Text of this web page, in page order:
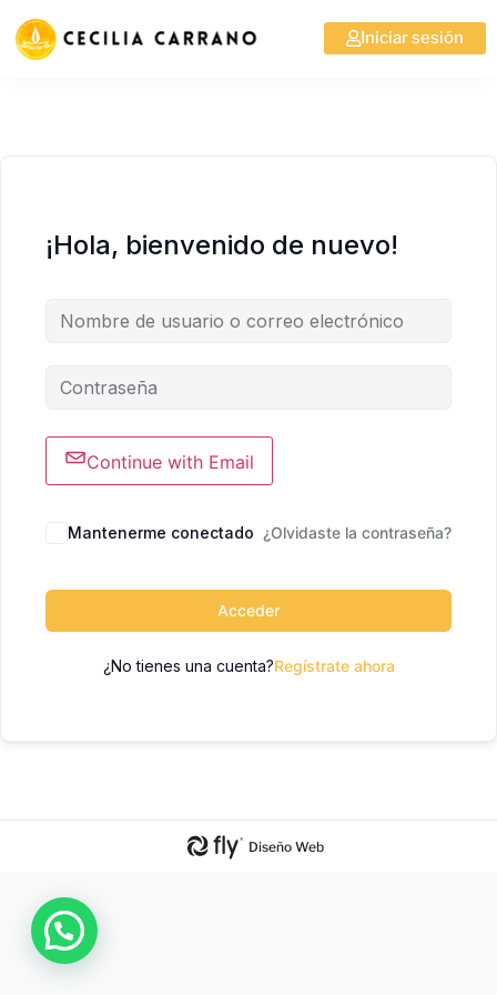
Iniciar sesión
¡Hola, bienvenido de nuevo!
Continue with Email
Mantenerme conectado ¿Olvidaste la contraseña?
Acceder
¿No tienes una cuenta?Regístrate ahora
Diseño Web